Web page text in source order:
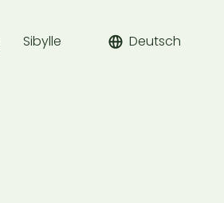
Sibylle Deutsch